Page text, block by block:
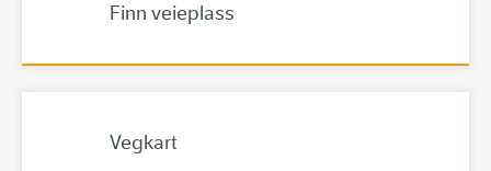
Finn veieplass
Vegkart